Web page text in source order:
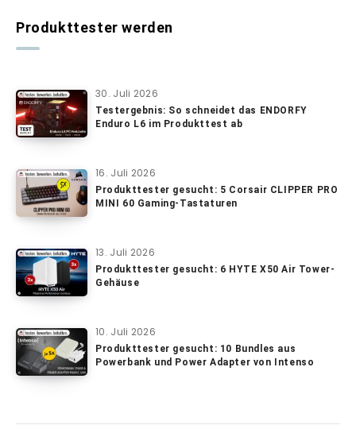
Produkttester werden
30. Juli 2026
Testergebnis: So schneidet das ENDORFY
Enduro L6 im Produkttest ab
16. Juli 2026
Produkttester gesucht: 5 Corsair CLIPPER PRO
MINI 60 Gaming-Tastaturen
13. Juli 2026
Produkttester gesucht: 6 HYTE X50 Air Tower-
Gehäuse
10. Juli 2026
Produkttester gesucht: 10 Bundles aus
Powerbank und Power Adapter von Intenso